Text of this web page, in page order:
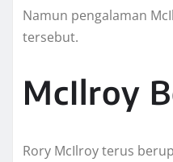
Namun pengalaman
tersebut.
McIlroy
Rory McIlroy terus